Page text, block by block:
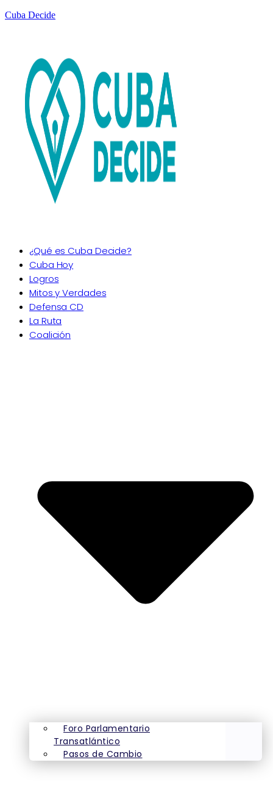
Cuba Decide
¿Qué es Cuba Decide?
Cuba Hoy
Logros
Mitos y Verdades
Defensa CD
La Ruta
Coalición
Foro Parlamentario
Transatlántico
Pasos de Cambio